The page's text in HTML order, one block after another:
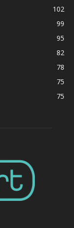
102
99
95
82
78
75
75